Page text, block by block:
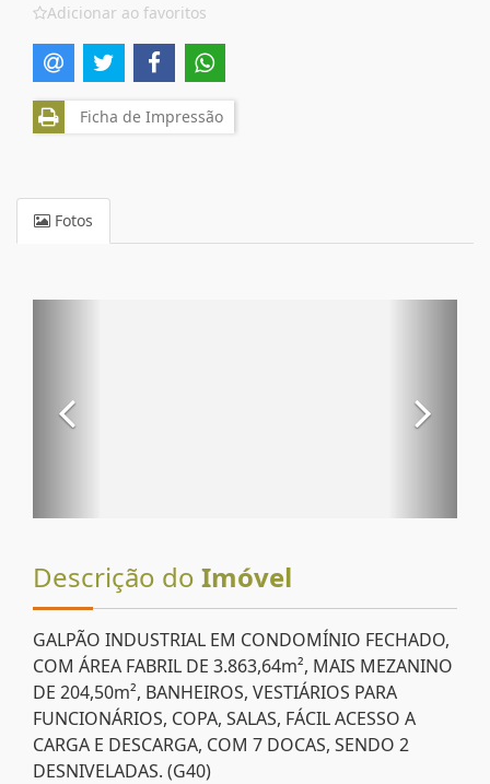
Adicionar ao favoritos
Ficha de Impressão
Fotos
Descrição do Imóvel
GALPÃO INDUSTRIAL EM CONDOMÍNIO FECHADO,
COM ÁREA FABRIL DE 3.863,64m², MAIS MEZANINO
DE 204,50m², BANHEIROS, VESTIÁRIOS PARA
FUNCIONÁRIOS, COPA, SALAS, FÁCIL ACESSO A
CARGA E DESCARGA, COM 7 DOCAS, SENDO 2
DESNIVELADAS. (G40)